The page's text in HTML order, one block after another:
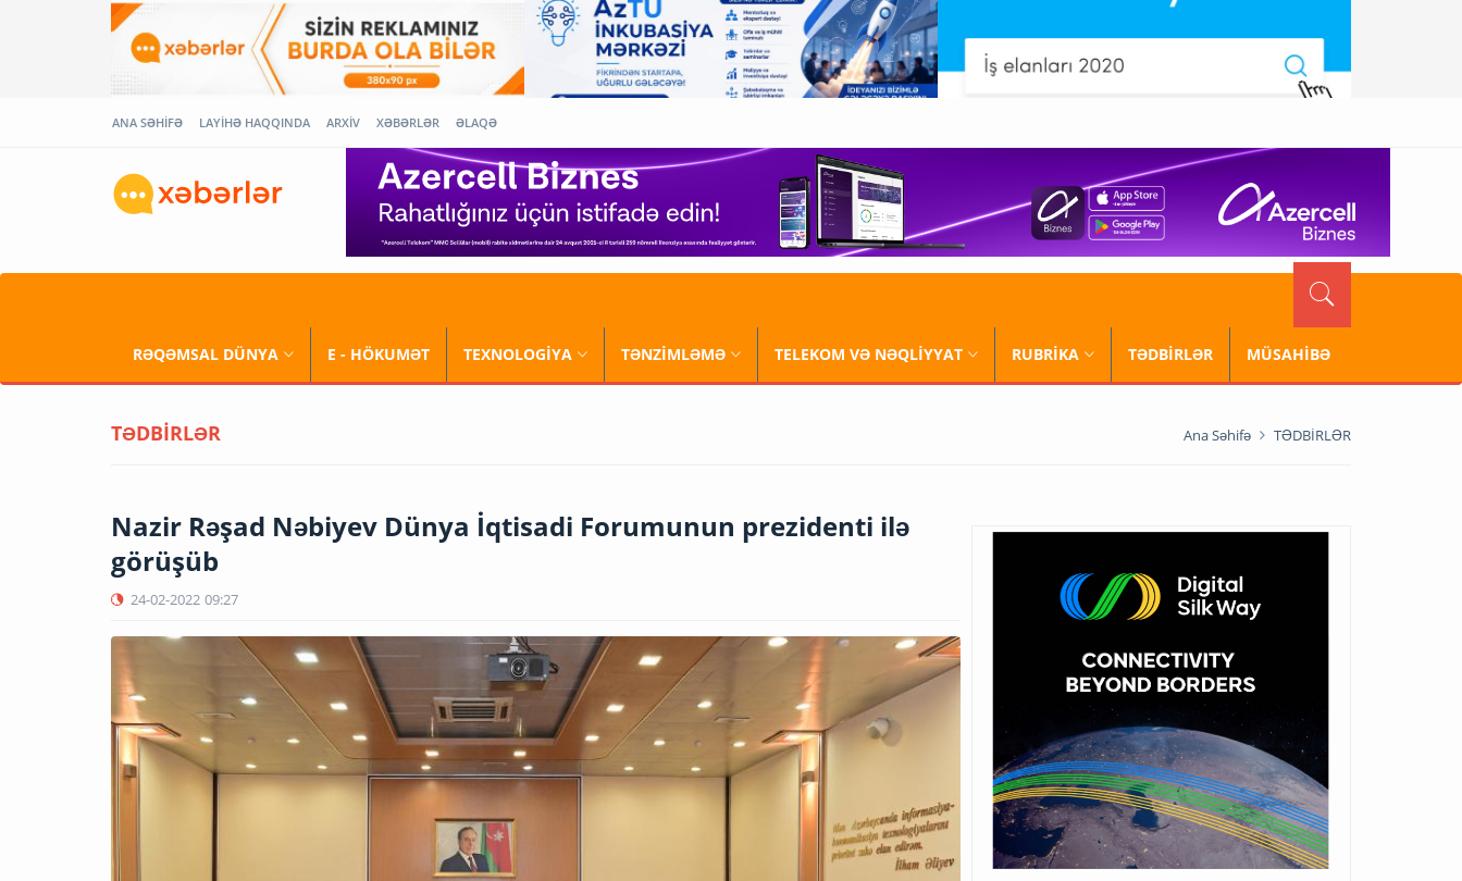
ANA SƏHİFƏ LAYİHƏ HAQQINDA ARXİV XƏBƏRLƏR ƏLAQƏ
RƏQƏMSAL DÜNYA E - HÖKUMƏT TEXNOLOGİYA TƏNZİMLƏMƏ TELEKOM VƏ NƏQLİYYAT RUBRİKA TƏDBİRLƏR MÜSAHİBƏ
TƏDBİRLƏR Ana Səhifə TƏDBİRLƏR
Nazir Rəşad Nəbiyev Dünya İqtisadi Forumunun prezidenti ilə
görüşüb
24-02-2022 09:27